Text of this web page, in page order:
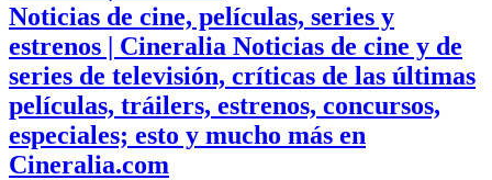
Noticias de cine, películas, series y
estrenos | Cineralia Noticias de cine y de
series de televisión, críticas de las últimas
películas, tráilers, estrenos, concursos,
especiales; esto y mucho más en
Cineralia.com